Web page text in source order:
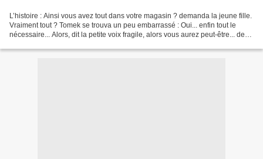
L’histoire : Ainsi vous avez tout dans votre magasin ? demanda la jeune fille.
Vraiment tout ? Tomek se trouva un peu embarrassé : Oui... enfin tout le
nécessaire... Alors, dit la petite voix fragile, alors vous aurez peut-être... de